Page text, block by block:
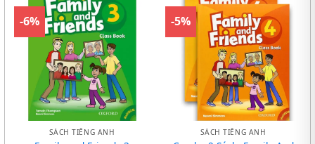
-6%
SÁCH TIẾNG ANH
-5%
SÁCH TIẾNG ANH